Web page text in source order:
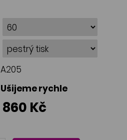
A205
Ušijeme rychle
860 Kč